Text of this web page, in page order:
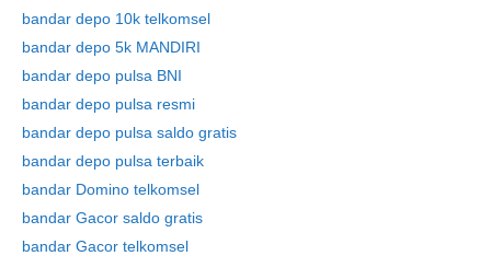
bandar depo 10k telkomsel
bandar depo 5k MANDIRI
bandar depo pulsa BNI
bandar depo pulsa resmi
bandar depo pulsa saldo gratis
bandar depo pulsa terbaik
bandar Domino telkomsel
bandar Gacor saldo gratis
bandar Gacor telkomsel